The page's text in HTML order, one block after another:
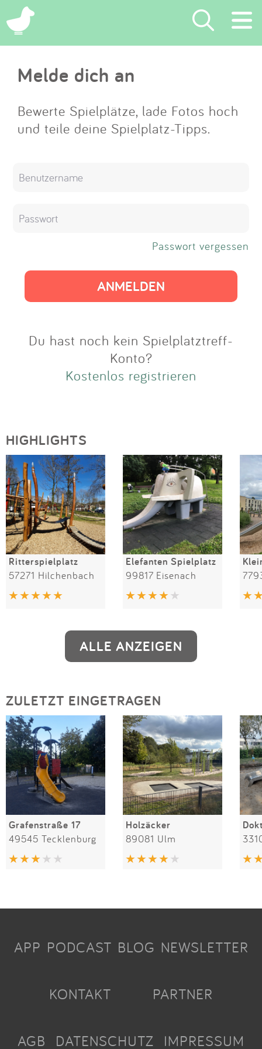
×
Suchen
Eintragen
App
Melde dich an
Bewerte Spielplätze, lade Fotos hoch
und teile deine Spielplatz-Tipps.
Passwort vergessen
Du hast noch kein Spielplatztreff-
Konto?
Kostenlos registrieren
HIGHLIGHTS
Ritterspielplatz
57271 Hilchenbach
Elefanten Spielplatz
99817 Eisenach
ALLE ANZEIGEN
ZULETZT EINGETRAGEN
Grafenstraße 17
49545 Tecklenburg
Holzäcker
89081 Ulm
APP PODCAST BLOG NEWSLETTER
KONTAKT PARTNER
AGB DATENSCHUTZ IMPRESSUM